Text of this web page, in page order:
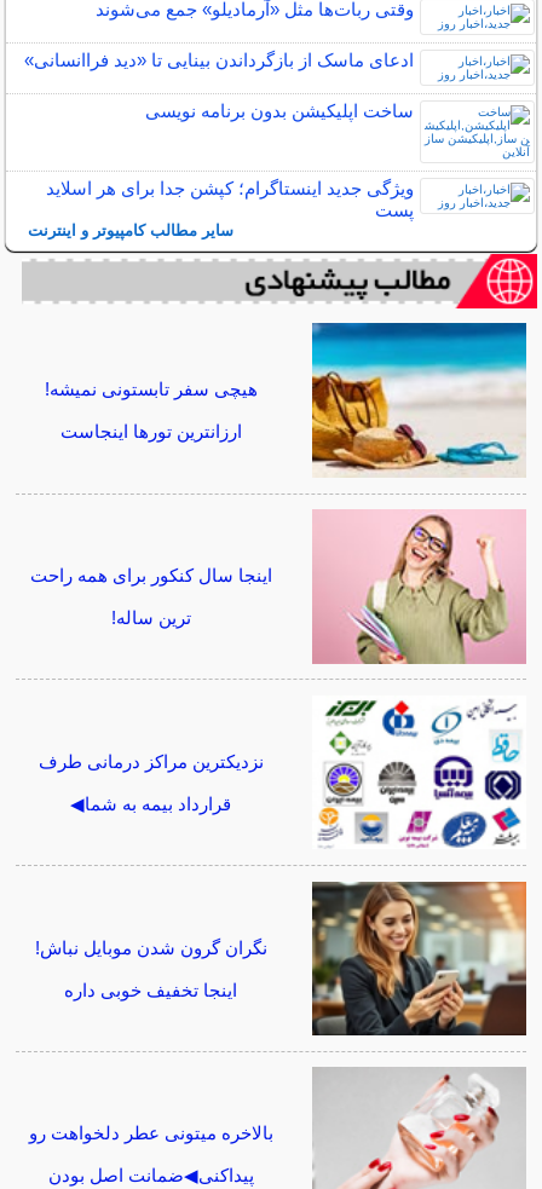
وقتی ربات‌ها مثل «آرمادیلو» جمع می‌شوند
ادعای ماسک از بازگرداندن بینایی تا «دید فراانسانی»
ساخت اپلیکیشن بدون برنامه نویسی
ویژگی جدید اینستاگرام؛ کپشن جدا برای هر اسلاید
پست
سایر مطالب کامپیوتر و اینترنت
هیچی سفر تابستونی نمیشه!
ارزانترین تورها اینجاست
اینجا سال کنکور برای همه راحت
ترین ساله!
نزدیکترین مراکز درمانی طرف
قرارداد بیمه به شما◀
نگران گرون شدن موبایل نباش!
اینجا تخفیف خوبی داره
بالاخره میتونی عطر دلخواهت رو
پیداکنی◀ضمانت اصل بودن